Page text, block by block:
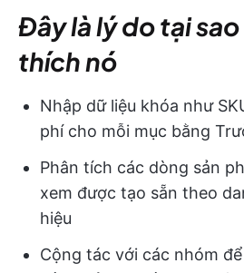
Đây là lý do tại
thích nó
Nhập dữ liệu khóa như
phí cho mỗi mục bằng
Phân tích các dòng sản
xem được tạo sẵn theo
hiệu
Cộng tác với các nhóm